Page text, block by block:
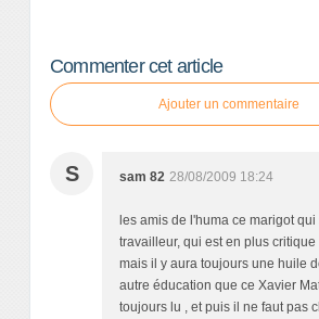
Commenter cet article
Ajouter un commentaire
S sam 82 28/08/2009 18:24
les amis de l'huma ce marigot
travailleur, qui est en plus
mais il y aura toujours une huile
autre éducation que ce Xavier
toujours lu , et puis il ne faut pas